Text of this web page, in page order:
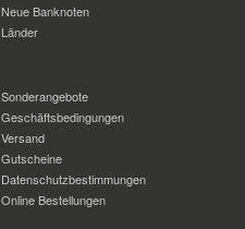
Neue Banknoten
Länder
Sonderangebote
Geschäftsbedingungen
Versand
Gutscheine
Datenschutzbestimmungen
Online Bestellungen